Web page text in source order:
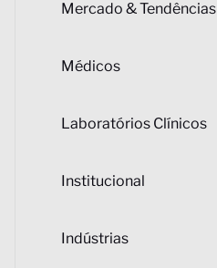
Mercado & Tendências
Médicos
Laboratórios Clínicos
Institucional
Indústrias